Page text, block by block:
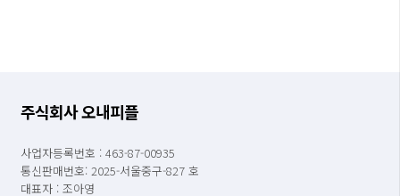
주식회사 오내피플
사업자등록번호 : 463-87-00935
통신판매번호: 2025-서울중구-827 호
대표자 : 조아영